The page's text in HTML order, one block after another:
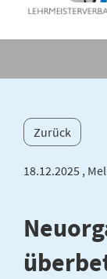
Zurück
18.12.2025 ,